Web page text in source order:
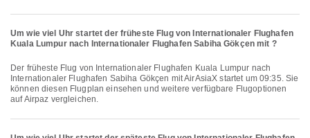
Um wie viel Uhr startet der früheste Flug von Internationaler Flughafen
Kuala Lumpur nach Internationaler Flughafen Sabiha Gökçen mit ?
Der früheste Flug von Internationaler Flughafen Kuala Lumpur nach
Internationaler Flughafen Sabiha Gökçen mit AirAsiaX startet um 09:35. Sie
können diesen Flugplan einsehen und weitere verfügbare Flugoptionen
auf Airpaz vergleichen.